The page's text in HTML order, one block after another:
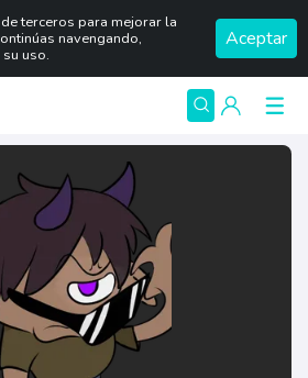
terceros para mejorar la
navengando,
uso.
Aceptar